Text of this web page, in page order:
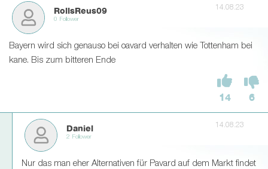
RollsReus09
0 Follower
14.08.23
Bayern wird sich genauso bei oavard verhalten wie Tottenham bei
kane. Bis zum bitteren Ende
14 6
Daniel
2 Follower
14.08.23
Nur das man eher Alternativen für Pavard auf dem Markt findet